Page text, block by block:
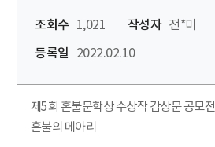
조회수 1,021 작성자 전*미
등록일
2022.02.10
제5회 혼불문학상 수상작 감상문 공모전
혼불의 메아리